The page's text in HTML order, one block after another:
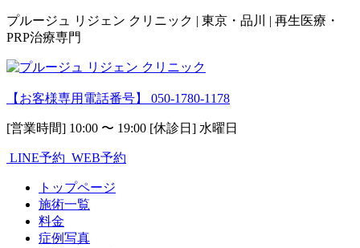
プルージュ リジェン クリニック | 東京・品川 | 再生医療・
PRP治療専門
【お客様専用電話番号】 050-1780-1178
[営業時間] 10:00 〜 19:00 [休診日] 水曜日
LINE予約 WEB予約
トップページ
施術一覧
料金
症例写真